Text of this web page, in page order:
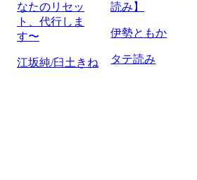
なたのリセッ
ト、代行しま
す〜
江坂純/臼土きね
読み】
伊勢ともか
タテ読み